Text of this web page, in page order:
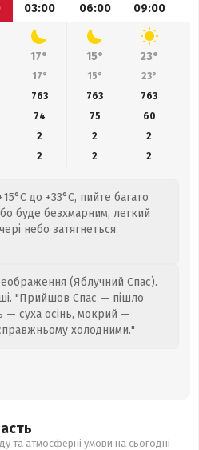
03:00 06:00 09:00
17° 15° 23°
17° 15° 23°
763 763 763
74 75 60
2 2
2
2 2 2
до +33°C, пийте багато
буде безхмарним, легкий
небо затягнеться
(Яблучний Спас).
"Прийшов Спас — пішло
— суха осінь, мокрий —
холодними."
та атмосферні умови на сьогодні